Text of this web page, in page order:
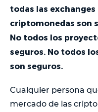
todas las
criptomonedas son
No todos los
seguros. No todos
son seguros.
Cualquier persona
mercado de las